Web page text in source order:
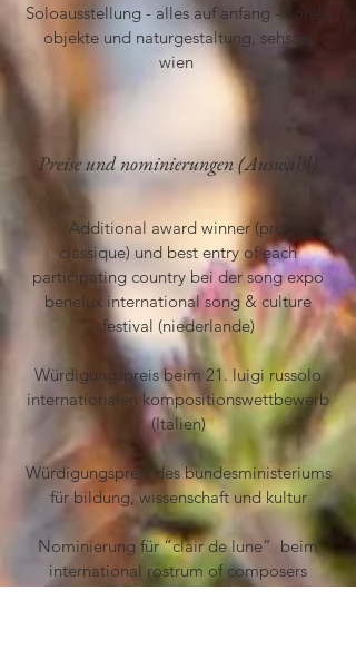
Soloausstellung - alles auf anfang - florale
objekte und naturgestaltung, sehsaal
wien
Preise und nominierungen (Auswahl)
Additional award winner (prix
classique) und best entry of each
participating country bei der song expo
benelux international song & culture
festival (niederlande)
Würdigungspreisbeim 21. luigi russolo
internationalen kompositionswettbewerb
(Italien)
Würdigungspreisdes bundesministeriums
für bildung, wissenschaft und kultur
Nominierung für “clair de lune” beim
international rostrum of composers